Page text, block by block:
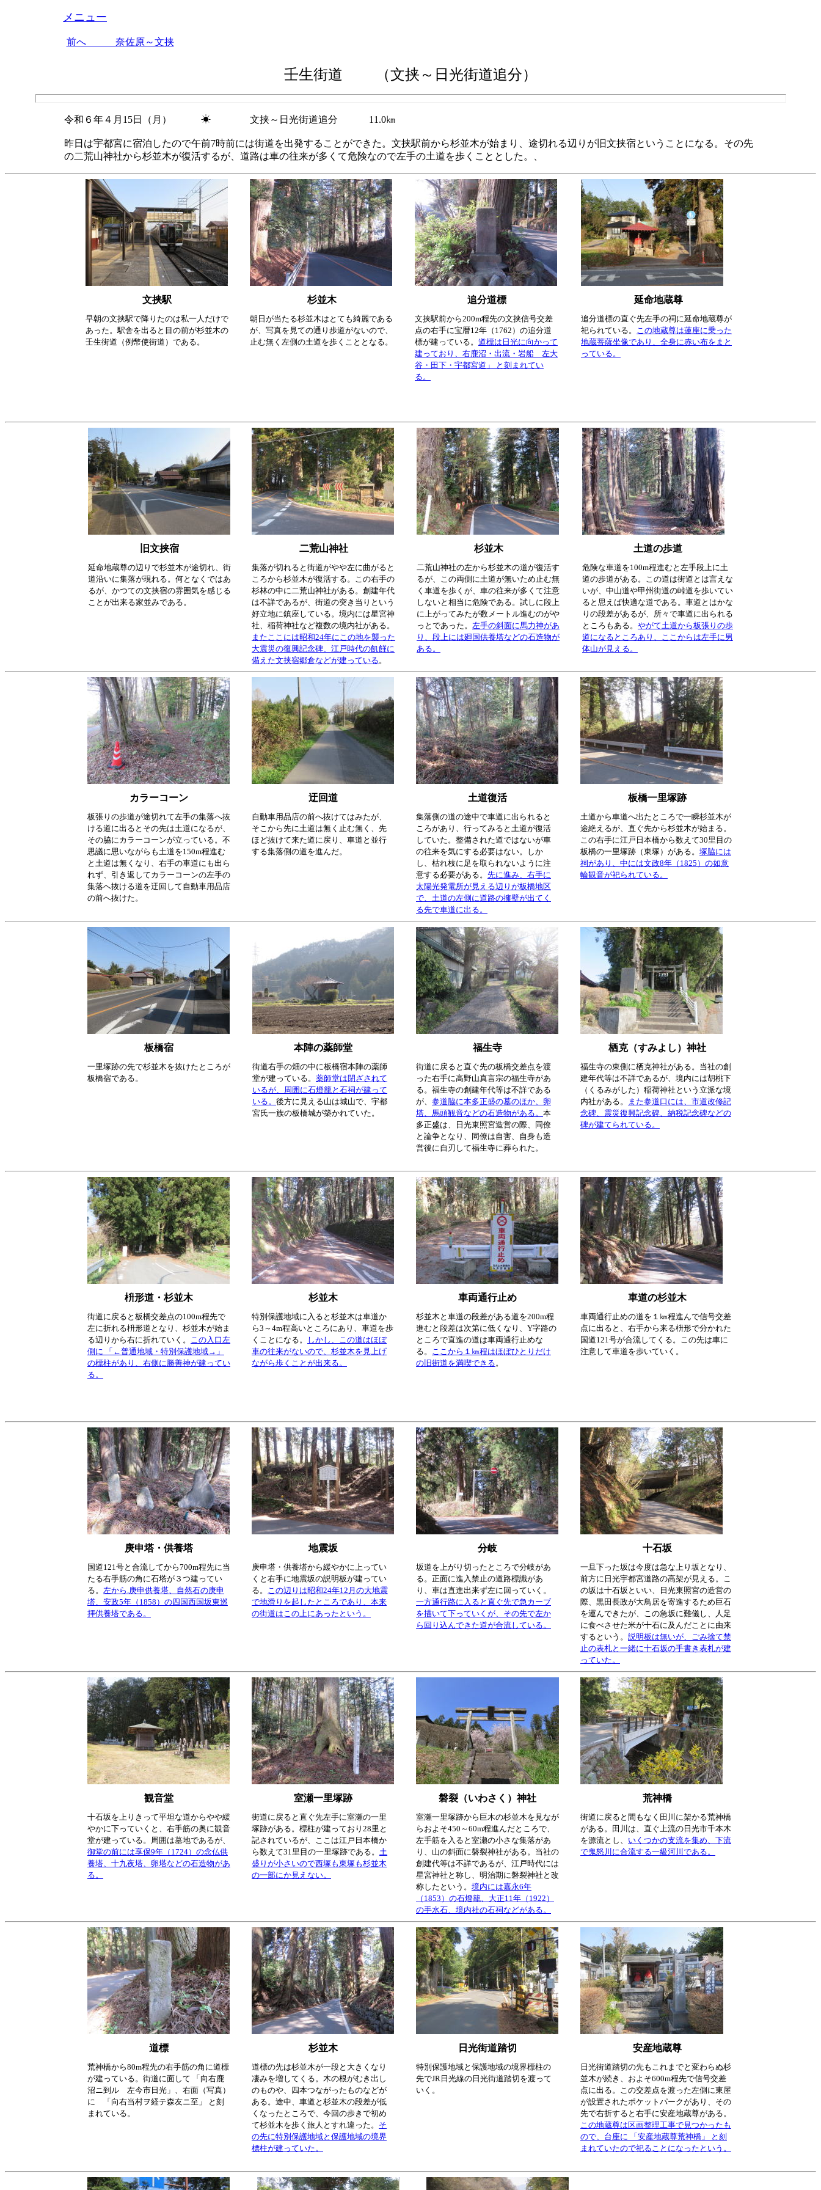
メニュー
前へ 奈佐原～文挟
壬生街道 （文挟～日光街道追分）
令和６年４月15日（月） ☀ 文挟～日光街道追分 11.0㎞
昨日は宇都宮に宿泊したので午前7時前には街道を出発することができた。文挟駅前から杉並木が始まり、途切れる辺りが旧文挟宿ということになる。その先
の二荒山神社から杉並木が復活するが、道路は車の往来が多くて危険なので左手の土道を歩くこととした。、
文挟駅 杉並木 追分道標 延命地蔵尊
早朝の文挟駅で降りたのは私一人だけで
あった。駅舎を出ると目の前が杉並木の
壬生街道（例幣使街道）である。
朝日が当たる杉並木はとても綺麗である
が、写真を見ての通り歩道がないので、
止む無く左側の土道を歩くこととなる。
文挟駅前から200m程先の文挟信号交差
点の右手に宝暦12年（1762）の追分道
標が建っている。 道標は日光に向かって
建っており、右鹿沼・出流・岩船 左大
谷・田下・宇都宮道」 と刻まれてい
る。
追分道標の直ぐ先左手の祠に延命地蔵尊が
祀られている。 この地蔵尊は蓮座に乗った
地蔵菩薩坐像であり、全身に赤い布をまと
っている。
旧文挟宿 二荒山神社 杉並木 土道の歩道
延命地蔵尊の辺りで杉並木が途切れ、街
道沿いに集落が現れる。何となくではあ
るが、かつての文挟宿の雰囲気を感じる
ことが出来る家並みである。
集落が切れると街道がやや左に曲がると
ころから杉並木が復活する。この右手の
杉林の中に二荒山神社がある。創建年代
は不詳であるが、街道の突き当りという
好立地に鎮座している。境内には星宮神
社、稲荷神社など複数の境内社がある。
またここには昭和24年にこの地を襲った
大震災の復興記念碑、江戸時代の飢饉に
備えた文挟宿郷倉などが建っている。
二荒山神社の左から杉並木の道が復活す
るが、この両側に土道が無いため止む無
く車道を歩くが、車の往来が多くて注意
しないと相当に危険である。試しに段上
に上がってみたが数メートル進むのがや
っとであった。 左手の斜面に馬力神があ
り、段上には廻国供養塔などの石造物が
ある。
危険な車道を100m程進むと左手段上に土
道の歩道がある。この道は街道とは言えな
いが、中山道や甲州街道の峠道を歩いてい
ると思えば快適な道である。車道とはかな
りの段差があるが、所々で車道に出られる
ところもある。 やがて土道から板張りの歩
道になるところあり、ここからは左手に男
体山が見える。
カラーコーン 迂回道 土道復活 板橋一里塚跡
板張りの歩道が途切れて左手の集落へ抜
ける道に出るとその先は土道になるが、
その脇にカラーコーンが立っている。不
思議に思いながらも土道を150m程進む
と土道は無くなり、右手の車道にも出ら
れず、引き返してカラーコーンの左手の
集落へ抜ける道を迂回して自動車用品店
の前へ抜けた。
自動車用品店の前へ抜けてはみたが、
そこから先に土道は無く止む無く、先
ほど抜けて来た道に戻り、車道と並行
する集落側の道を進んだ。
集落側の道の途中で車道に出られると
ころがあり、行ってみると土道が復活
していた。整備された道ではないが車
の往来を気にする必要はない。しか
し、枯れ枝に足を取られないように注
意する必要がある。 先に進み、右手に
太陽光発電所が見える辺りが板橋地区
で、土道の左側に道路の擁壁が出てく
る先で車道に出る。
土道から車道へ出たところで一瞬杉並木が
途絶えるが、直ぐ先から杉並木が始まる。
この右手に江戸日本橋から数えて30里目の
板橋の一里塚跡（東塚）がある。 塚脇には
祠があり、中には文政8年（1825）の如意
輪観音が祀られている。
板橋宿 本陣の薬師堂 福生寺 栖克（すみよし）神社
一里塚跡の先で杉並木を抜けたところが
板橋宿である。
街道右手の畑の中に板橋宿本陣の薬師
堂が建っている。 薬師堂は閉ざされて
いるが、周囲に石燈籠と石祠が建って
いる。 後方に見える山は城山で、宇都
宮氏一族の板橋城が築かれていた。
街道に戻ると直ぐ先の板橋交差点を渡
った右手に高野山真言宗の福生寺があ
る。福生寺の創建年代等は不詳である
が、 参道脇に本多正盛の墓のほか、卵
塔、馬頭観音などの石造物がある。 本
多正盛は、日光東照宮造営の際、同僚
と論争となり、同僚は自害、自身も造
営後に自刃して福生寺に葬られた。
福生寺の東側に栖克神社がある。当社の創
建年代等は不詳であるが、境内には胡桃下
（くるみがした）稲荷神社という立派な境
内社がある。
また参道口には、市道改修記
念碑、震災復興記念碑、納税記念碑などの
碑が建てられている。
枡形道・杉並木 杉並木 車両通行止め 車道の杉並木
街道に戻ると板橋交差点の100m程先で
左に折れる枡形道となり、杉並木が始ま
る辺りから右に折れていく。 この入口左
側に 「←普通地域・特別保護地域→」
の標柱があり、右側に勝善神が建ってい
る。
特別保護地域に入ると杉並木は車道か
ら3～4m程高いところにあり、車道を歩
くことになる。
しかし、この道はほぼ
車の往来がないので、杉並木を見上げ
ながら歩くことが出来る。
杉並木と車道の段差がある道を200m程
進むと段差は次第に低くなり、Y字路の
ところで直進の道は車両通行止めな
る。 ここから１㎞程はほぼひとりだけ
の旧街道を満喫できる。
車両通行止めの道を１㎞程進んで信号交差
点に出ると、右手から来る枡形で分かれた
国道121号が合流してくる。この先は車に
注意して車道を歩いていく。
庚申塔・供養塔 地震坂 分岐 十石坂
国道121号と合流してから700m程先に当
たる右手筋の角に石塔が３つ建ってい
る。 左から.庚申供養塔、自然石の庚申
塔、安政5年（1858）の四国西国坂東巡
拝供養塔である。
庚申塔・供養塔から緩やかに上ってい
くと右手に地震坂の説明板が建ってい
る。 この辺りは昭和24年12月の大地震
で地滑りを起したところであり、本来
の街道はこの上にあったという。
坂道を上がり切ったところで分岐があ
る。正面に進入禁止の道路標識があ
り、車は直進出来ず左に回っていく。
一方通行路に入ると直ぐ先で急カーブ
を描いて下っていくが、その先で左か
ら回り込んできた道が合流している。
一旦下った坂は今度は急な上り坂となり、
前方に日光宇都宮道路の高架が見える。こ
の坂は十石坂といい、日光東照宮の造営の
際、黒田長政が大鳥居を寄進するため巨石
を運んできたが、この急坂に難儀し、人足
に食べさせた米が十石に及んだことに由来
するという。 説明板は無いが、ごみ捨て禁
止の表札と一緒に十石坂の手書き表札が建
っていた。
観音堂 室瀬一里塚跡 磐裂（いわさく）神社 荒神橋
十石坂を上りきって平坦な道からやや緩
やかに下っていくと、右手筋の奥に観音
堂が建っている。周囲は墓地であるが、
御堂の前には享保9年（1724）の念仏供
養塔、十九夜塔、卵塔などの石造物があ
る。
街道に戻ると直ぐ先左手に室瀬の一里
塚跡がある。標柱が建っており28里と
記されているが、ここは江戸日本橋か
ら数えて31里目の一里塚跡である。 土
盛りが小さいので西塚も東塚も杉並木
の一部にか見えない。
室瀬一里塚跡から巨木の杉並木を見なが
らおよそ450～60m程進んだところで、
左手筋を入ると室瀬の小さな集落があ
り、山の斜面に磐裂神社がある。当社の
創建代等は不詳であるが、江戸時代には
星宮神社と称し、明治期に磐裂神社と改
称したという。 境内には嘉永6年
（1853）の石燈籠、大正11年（1922）
の手水石、境内社の石祠などがある。
街道に戻ると間もなく田川に架かる荒神橋
がある。田川は、直ぐ上流の日光市千本木
を源流とし、 いくつかの支流を集め、下流
で鬼怒川に合流する一級河川である。
道標 杉並木 日光街道踏切 安産地蔵尊
荒神橋から80m程先の右手筋の角に道標
が建っている。街道に面して 「向右鹿
沼ニ到ル 左今市日光」、右面（写真）
に 「向右当村ヲ経テ森友ニ至」 と刻
まれている。
道標の先は杉並木が一段と大きくなり
凄みを増してくる。木の根がむき出し
のものや、四本つながったものなどが
ある。途中、車道と杉並木の段差が低
くなったところで、今回の歩きで初め
て杉並木を歩く旅人とすれ違った。 そ
の先に特別保護地域と保護地域の境界
標柱が建っていた。
特別保護地域と保護地域の境界標柱の
先でJR日光線の日光街道踏切を渡って
いく。
日光街道踏切の先もこれまでと変わらぬ杉
並木が続き、およそ600m程先で信号交差
点に出る。この交差点を渡った左側に東屋
が設置されたポケットパークがあり、その
先で右折すると右手に安産地蔵尊がある。
この地蔵尊は区画整理工事で見つかったも
ので、台座に 「安産地蔵尊荒神橋」 と刻
まれていたので祀ることになったという。